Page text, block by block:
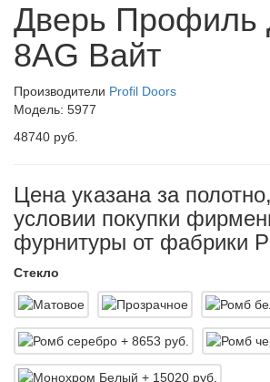
Дверь Профиль
8AG Вайт
Производители Profil Doors
Модель: 5977
48740 руб.
Цена указана за
условии покупки
фурнитуры от фабрики
Стекло